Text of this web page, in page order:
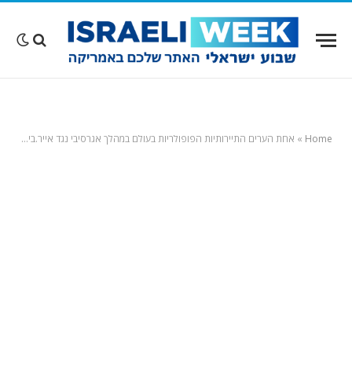
Home
» אחת הערים התיירותיות הפופולריות בעולם במהלך אגרסיבי נגד אייר.בי.אנד.בי: תאסור השכרה לטווח קצר